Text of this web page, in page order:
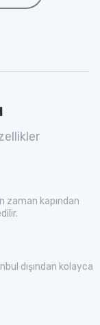
zaman kapından
dışından kolayca